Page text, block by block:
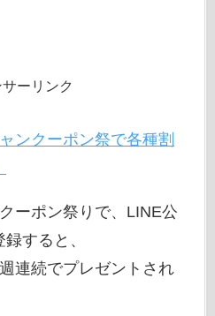
ーリンク
ンクーポン祭で各種割
ーポン祭りで、LINE公
すると、
連続でプレゼントされ